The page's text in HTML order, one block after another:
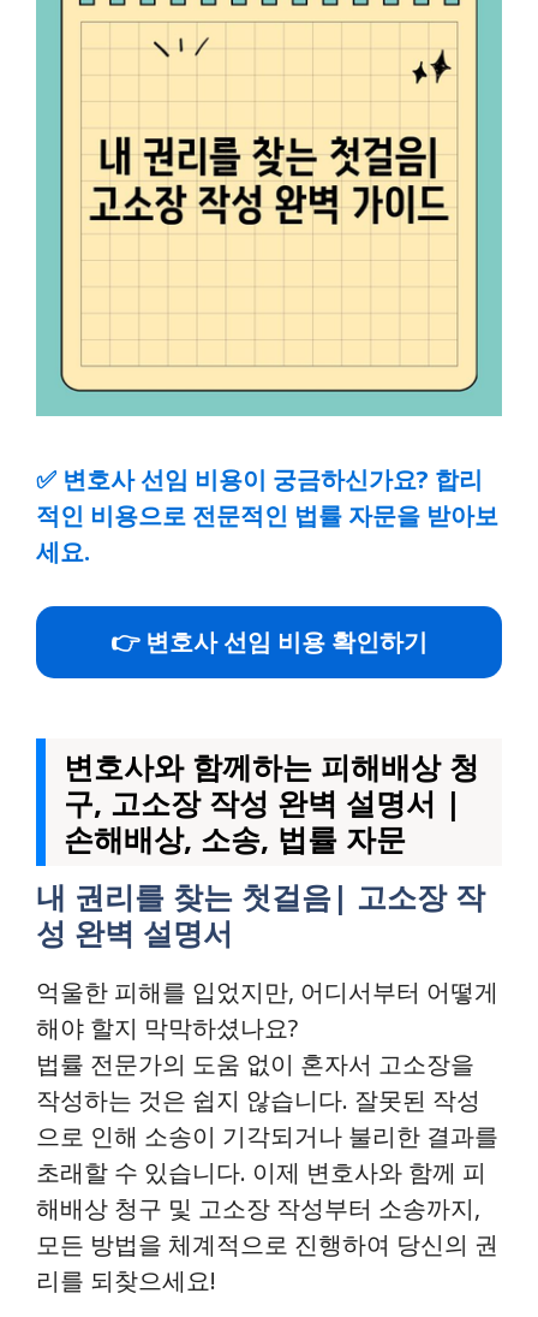
✅ 변호사 선임 비용이 궁금하신가요? 합리
적인 비용으로 전문적인 법률 자문을 받아보
세요.
👉 변호사 선임 비용 확인하기
변호사와 함께하는 피해배상 청
구, 고소장 작성 완벽 설명서 |
손해배상, 소송, 법률 자문
내 권리를 찾는 첫걸음| 고소장 작
성 완벽 설명서
억울한 피해를 입었지만, 어디서부터 어떻게
해야 할지 막막하셨나요?
법률 전문가의 도움 없이 혼자서 고소장을
작성하는 것은 쉽지 않습니다. 잘못된 작성
으로 인해 소송이 기각되거나 불리한 결과를
초래할 수 있습니다. 이제 변호사와 함께 피
해배상 청구 및 고소장 작성부터 소송까지,
모든 방법을 체계적으로 진행하여 당신의 권
리를 되찾으세요!